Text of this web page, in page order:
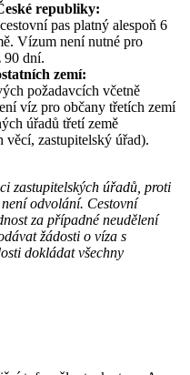
republiky:
pas platný alespoň 6
Vízum není nutné pro
90 dní.
zemí:
požadavcích včetně
víz pro občany třetích zemí
úřadů třetí země
věcí, zastupitelský úřad).
zastupitelských úřadů, proti
odvolání. Cestovní
za případné neudělení
žádosti o víza s
dokládat všechny